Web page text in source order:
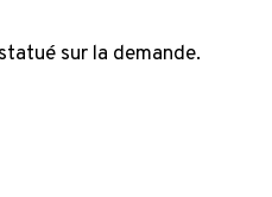
sur la demande.